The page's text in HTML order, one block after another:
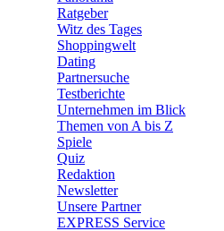
Ratgeber
Witz des Tages
Shoppingwelt
Dating
Partnersuche
Testberichte
Unternehmen im Blick
Themen von A bis Z
Spiele
Quiz
Redaktion
Newsletter
Unsere Partner
EXPRESS Service